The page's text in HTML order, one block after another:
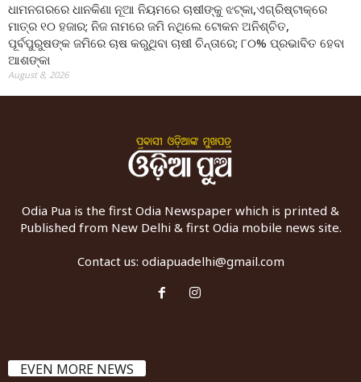
ଧାମନଗରରେ ଧାନକିଣା ନୂଆ ନିୟମରେ ଚାଷୀଙ୍କୁ ଝଟ୍‌କା,ଏଗ୍ରିଷ୍ଟାକ୍‌ରେ
ମାତ୍ର ୧୦ ହଜାର; ନିଜ ନାମରେ ଜମି ନଥିଲେ ଟୋକନ ଅନିଶ୍ଚିତ,
ପୂର୍ବପୁରୁଷଙ୍କ ଜମିରେ ଚାଷ କରୁଥିବା ଚାଷୀ ଚିନ୍ତାରେ; ୮୦% ପ୍ରଭାବିତ ହେବା
ଆଶଙ୍କା
August 8, 2026
Odia Pua is the first Odia Newspaper which is printed &
Published from New Delhi & first Odia mobile news site.
Contact us: odiapuadelhi@gmail.com
EVEN MORE NEWS